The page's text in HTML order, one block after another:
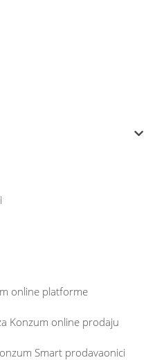
online platforme
Konzum online prodaju
Smart prodavaonici